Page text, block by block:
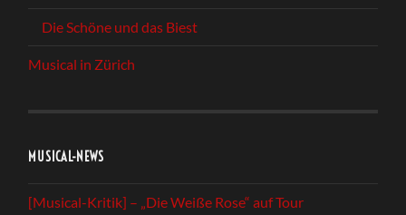
Die Schöne und das Biest
Musical in Zürich
MUSICAL-NEWS
[Musical-Kritik] – „Die Weiße Rose“ auf Tour